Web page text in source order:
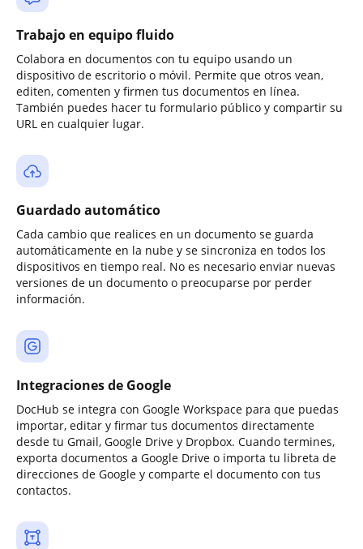
Trabajo en equipo fluido
Colabora en documentos con tu equipo usando un
dispositivo de escritorio o móvil. Permite que otros vean,
editen, comenten y firmen tus documentos en línea.
También puedes hacer tu formulario público y compartir su
URL en cualquier lugar.
Guardado automático
Cada cambio que realices en un documento se guarda
automáticamente en la nube y se sincroniza en todos los
dispositivos en tiempo real. No es necesario enviar nuevas
versiones de un documento o preocuparse por perder
información.
Integraciones de Google
DocHub se integra con Google Workspace para que puedas
importar, editar y firmar tus documentos directamente
desde tu Gmail, Google Drive y Dropbox. Cuando termines,
exporta documentos a Google Drive o importa tu libreta de
direcciones de Google y comparte el documento con tus
contactos.